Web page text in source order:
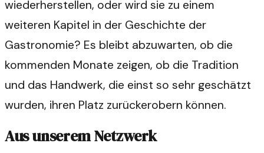
wiederherstellen, oder wird sie zu einem
weiteren Kapitel in der Geschichte der
Gastronomie? Es bleibt abzuwarten, ob die
kommenden Monate zeigen, ob die Tradition
und das Handwerk, die einst so sehr geschätzt
wurden, ihren Platz zurückerobern können.
Aus unserem Netzwerk